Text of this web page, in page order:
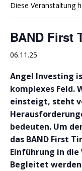
Diese Veranstaltung
BAND First
06.11.25
Angel Investing
komplexes Feld.
einsteigt, steht
bedeuten. Um
das BAND First
Einführung in
Begleitet